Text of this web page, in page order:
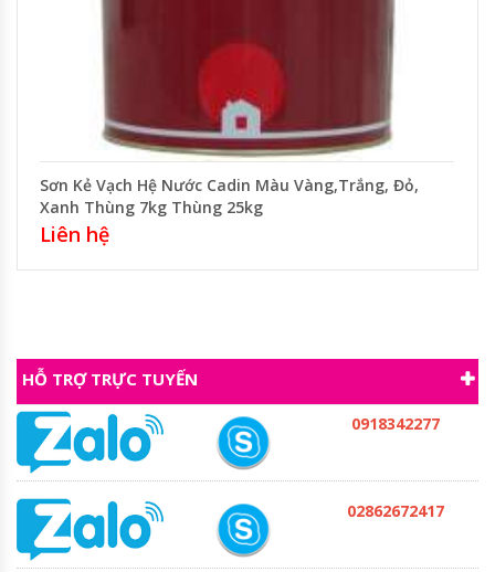
Sơn Kẻ Vạch Hệ Nước Cadin Màu Vàng,Trắng, Đỏ,
Xanh Thùng 7kg Thùng 25kg
Liên hệ
HỖ TRỢ TRỰC TUYẾN
0918342277
02862672417